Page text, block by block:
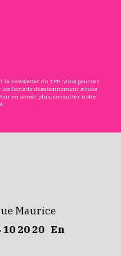
la newsletter du TPE. Vous pourrez
liens de désabonnement situés
en savoir plus, consultez notre
.
Maurice
10 20 20 En